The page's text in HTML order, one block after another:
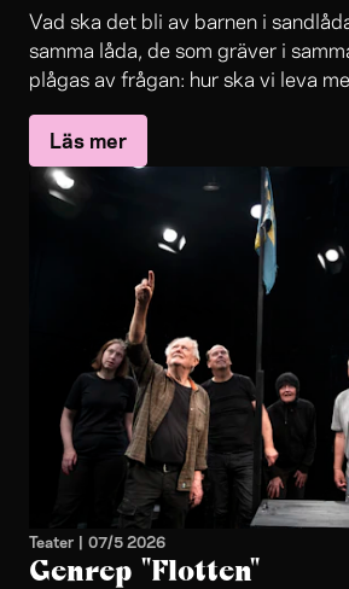
Vad ska det bli av barnen i
samma låda, de som gräver i
plågas av frågan: hur ska vi leva
Läs mer
Teater | 07/5 2026
Genrep "Flotten"